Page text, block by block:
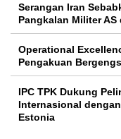
Serangan Iran
Pangkalan Militer AS
Operational
Pengakuan
IPC TPK Dukung
Internasional
Estonia